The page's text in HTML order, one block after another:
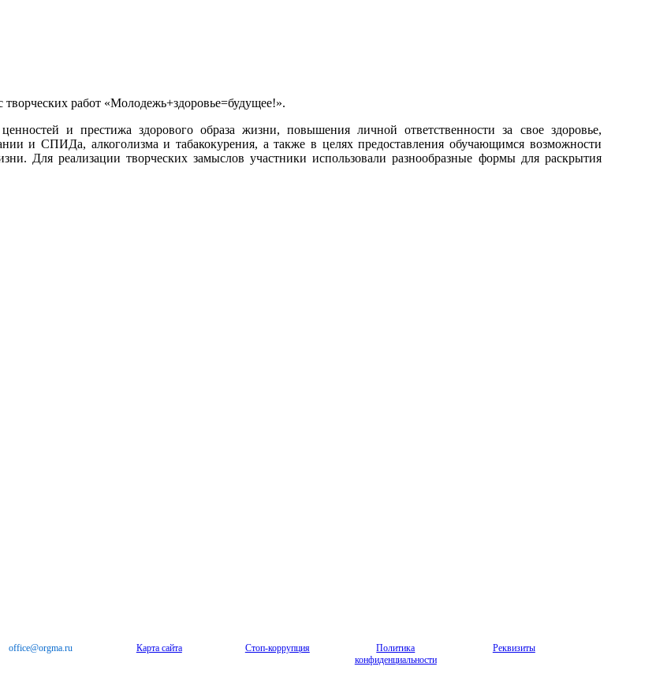
работ «Молодежь+здоровье=будущее!».
и престижа здорового образа жизни, повышения личной ответственности за свое здоровье,
и СПИДа, алкоголизма и табакокурения, а также в целях предоставления обучающимся возможности
Для реализации творческих замыслов участники использовали разнообразные формы для раскрытия
office@orgma.ru Карта сайта Стоп-коррупция
Политика
конфиденциальности
Реквизиты